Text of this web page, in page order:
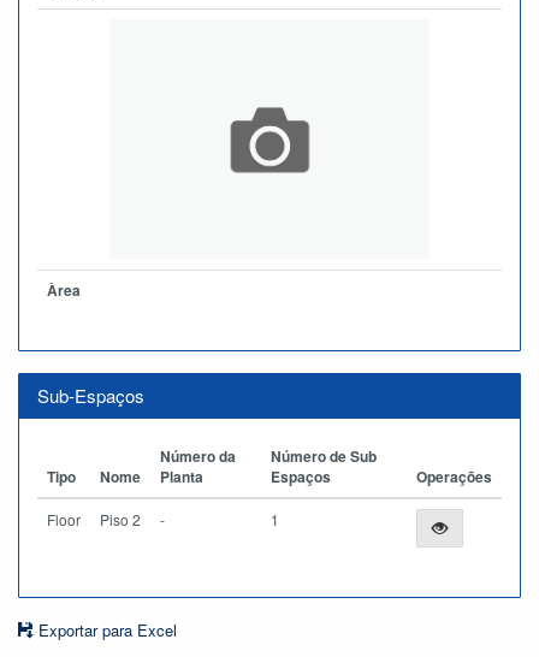
Àrea
Sub-Espaços
Tipo Nome
Número da
Planta
Número de Sub
Espaços
Operações
Floor Piso 2 - 1
Exportar para Excel